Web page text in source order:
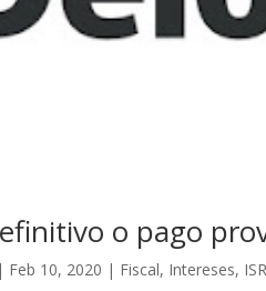
o pago
| Feb 10, 2020 | Fiscal, Intereses, ISR